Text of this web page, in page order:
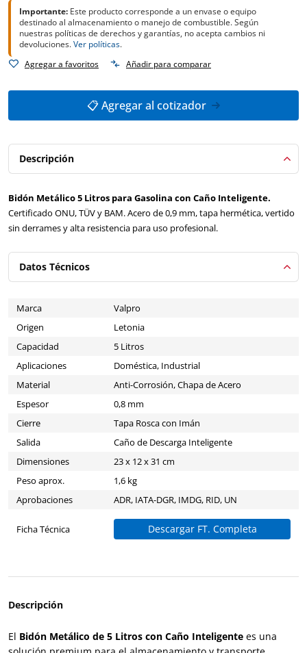
Importante: Este producto corresponde a un envase o equipo
destinado al almacenamiento o manejo de combustible. Según
nuestras políticas de derechos y garantías, no acepta cambios ni
devoluciones.Ver políticas.
Agregar a favoritos
Añadir para comparar
📋 Agregar al cotizador
Descripción
Bidón Metálico 5 Litros para Gasolina con Caño Inteligente.
Certificado ONU, TÜV y BAM. Acero de 0,9 mm, tapa hermética, vertido
sin derrames y alta resistencia para uso profesional.
Datos Técnicos
Marca
Valpro
Origen
Letonia
Capacidad
5 Litros
Aplicaciones
Doméstica, Industrial
Material
Anti-Corrosión, Chapa de Acero
Espesor
0,8 mm
Cierre
Tapa Rosca con Imán
Salida
Caño de Descarga Inteligente
Dimensiones
23 x 12 x 31 cm
Peso aprox.
1,6 kg
Aprobaciones
ADR, IATA-DGR, IMDG, RID, UN
Ficha Técnica Descargar FT. Completa
Descripción
El Bidón Metálico de 5 Litros con Caño Inteligente es una